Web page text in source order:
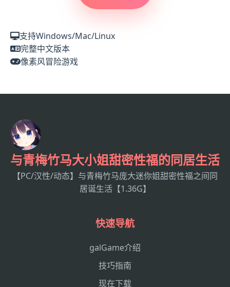
支持Windows/Mac/Linux
完整中文版本
像素风冒险游戏
与青梅竹马大小姐甜密性福的同居生活
【PC/汉性/动态】与青梅竹马庞大迷你姐甜密性福之间同
居诞生活【1.36G】
快速导航
galGame介绍
技巧指南
现在下载